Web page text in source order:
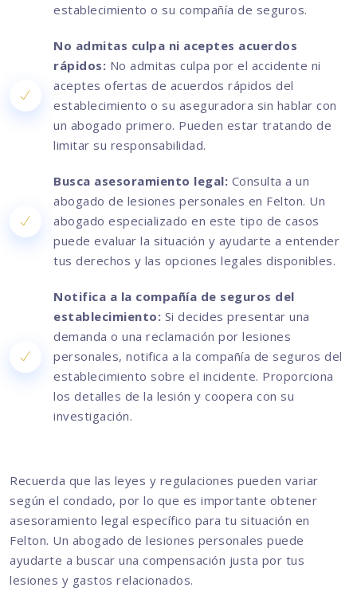
establecimiento o su compañía de seguros.
No admitas culpa ni aceptes acuerdos
rápidos: No admitas culpa por el accidente ni
aceptes ofertas de acuerdos rápidos del
establecimiento o su aseguradora sin hablar con
un abogado primero. Pueden estar tratando de
limitar su responsabilidad.
Busca asesoramiento legal: Consulta a un
abogado de lesiones personales en Felton. Un
abogado especializado en este tipo de casos
puede evaluar la situación y ayudarte a entender
tus derechos y las opciones legales disponibles.
Notifica a la compañía de seguros del
establecimiento: Si decides presentar una
demanda o una reclamación por lesiones
personales, notifica a la compañía de seguros del
establecimiento sobre el incidente. Proporciona
los detalles de la lesión y coopera con su
investigación.
Recuerda que las leyes y regulaciones pueden variar
según el condado, por lo que es importante obtener
asesoramiento legal específico para tu situación en
Felton. Un abogado de lesiones personales puede
ayudarte a buscar una compensación justa por tus
lesiones y gastos relacionados.